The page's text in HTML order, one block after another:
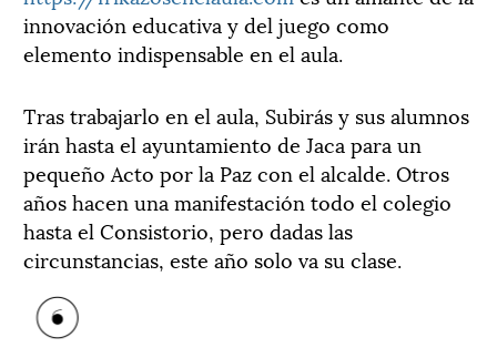
innovación educativa y del juego como
elemento indispensable en el aula.
Tras trabajarlo en el aula, Subirás y sus alumnos
irán hasta el ayuntamiento de Jaca para un
pequeño Acto por la Paz con el alcalde. Otros
años hacen una manifestación todo el colegio
hasta el Consistorio, pero dadas las
circunstancias, este año solo va su clase.